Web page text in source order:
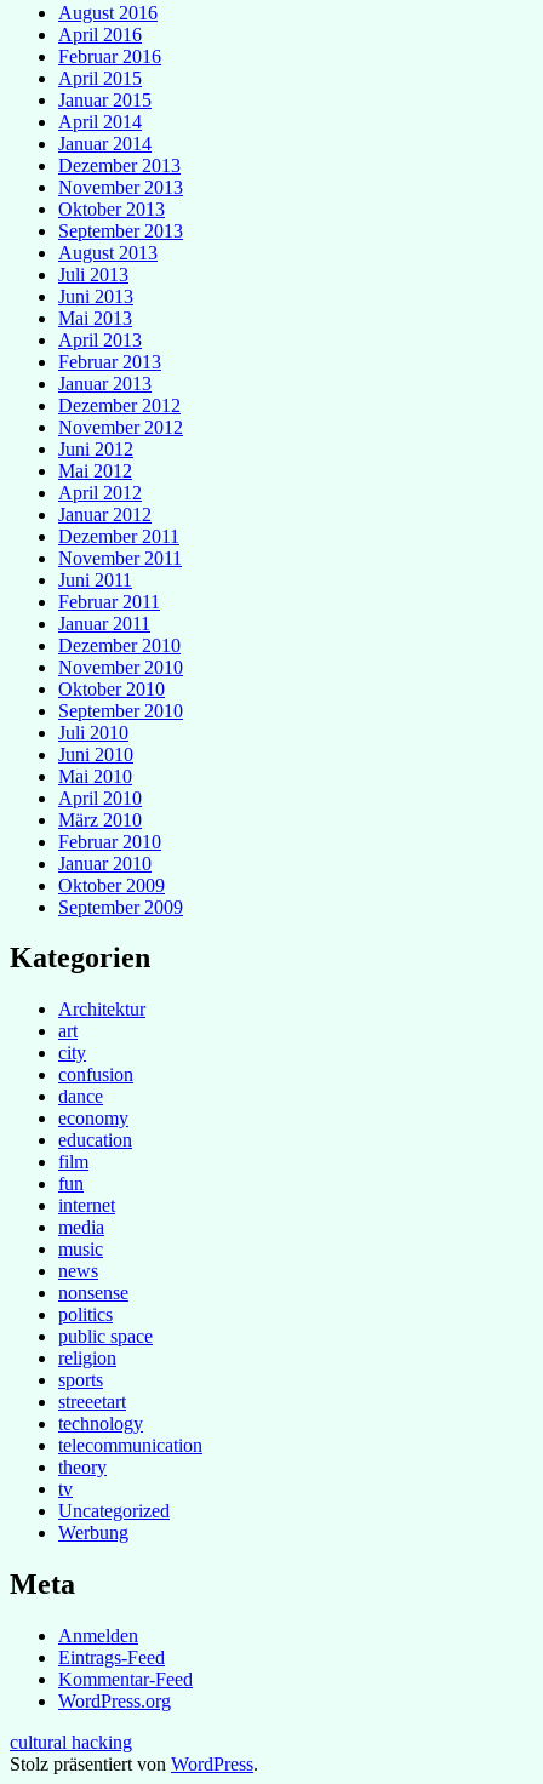
August 2016
April 2016
Februar 2016
April 2015
Januar 2015
April 2014
Januar 2014
Dezember 2013
November 2013
Oktober 2013
September 2013
August 2013
Juli 2013
Juni 2013
Mai 2013
April 2013
Februar 2013
Januar 2013
Dezember 2012
November 2012
Juni 2012
Mai 2012
April 2012
Januar 2012
Dezember 2011
November 2011
Juni 2011
Februar 2011
Januar 2011
Dezember 2010
November 2010
Oktober 2010
September 2010
Juli 2010
Juni 2010
Mai 2010
April 2010
März 2010
Februar 2010
Januar 2010
Oktober 2009
September 2009
Kategorien
Architektur
art
city
confusion
dance
economy
education
film
fun
internet
media
music
news
nonsense
politics
public space
religion
sports
streeetart
technology
telecommunication
theory
tv
Uncategorized
Werbung
Meta
Anmelden
Eintrags-Feed
Kommentar-Feed
WordPress.org
cultural hacking
Stolz präsentiert von WordPress.